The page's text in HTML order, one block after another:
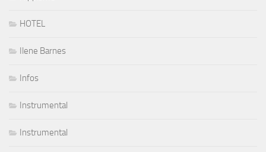
HOTEL
Ilene Barnes
Infos
Instrumental
Instrumental